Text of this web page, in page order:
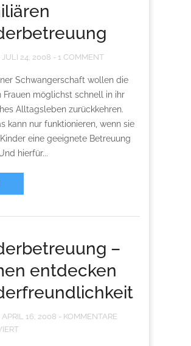
JULI 24, 2008 - 1 COMMENT
Schwangerschaft wollen die
Frauen möglichst schnell in ihr
Alltagsleben zurückkehren.
kann nur funktionieren, wenn sie
eine geeignete Betreuung
hierfür...
–
entdecken
APRIL 16, 2008 - KOMMENTARE